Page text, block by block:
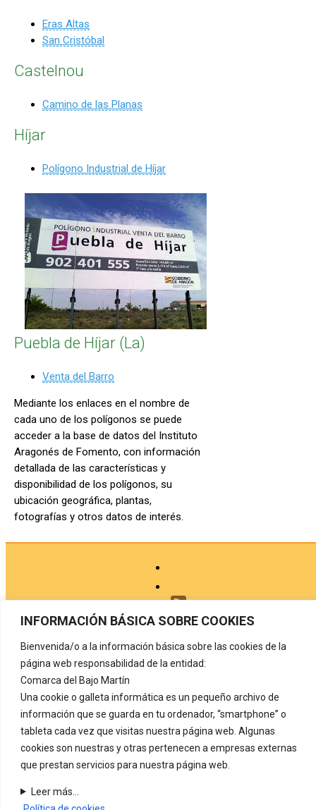
INFORMACIÓN BÁSICA SOBRE COOKIES
Bienvenida/o a la información básica sobre las cookies de la
página web responsabilidad de la entidad:
Comarca del Bajo Martín
Una cookie o galleta informática es un pequeño archivo de
información que se guarda en tu ordenador, “smartphone” o
tableta cada vez que visitas nuestra página web. Algunas
cookies son nuestras y otras pertenecen a empresas externas
que prestan servicios para nuestra página web.
Leer más...
Eras Altas
San Cristóbal
Castelnou
Camino de las Planas
Híjar
Polígono Industrial de Híjar
Puebla de Híjar (La)
Venta del Barro
Mediante los enlaces en el nombre de
cada uno de los polígonos se puede
acceder a la base de datos del Instituto
Aragonés de Fomento, con información
detallada de las características y
disponibilidad de los polígonos, su
ubicación geográfica, plantas,
fotografías y otros datos de interés.
Aviso legal
Protección de datos
Política de cookies
Registro de actividades de tratamiento
Contacto
COMARCA DEL BAJO MARTÍN